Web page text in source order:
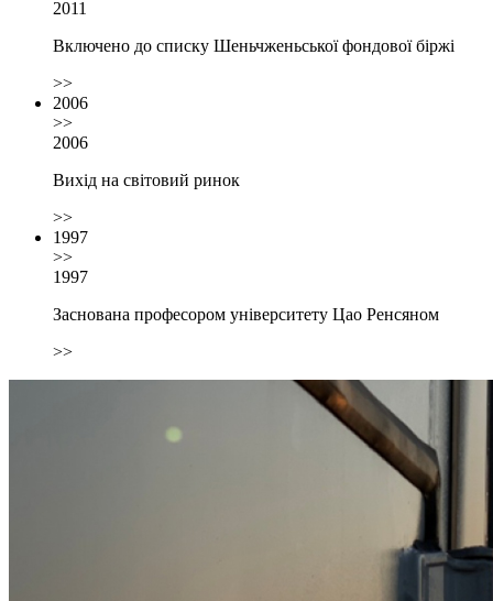
2011
Включено до списку Шеньчженьської фондової біржі
>>
2006
>>
2006
Вихід на світовий ринок
>>
1997
>>
1997
Заснована професором університету Цао Ренсяном
>>